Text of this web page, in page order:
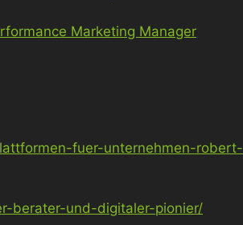
Marketing Manager
fuer-unternehmen-robert-
berater-und-digitaler-pionier/